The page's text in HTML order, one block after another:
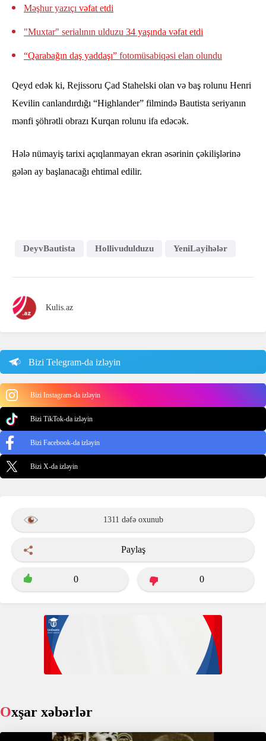
Məşhur yazıçı vəfat etdi
"Muxtar" serialının ulduzu 34 yaşında vəfat etdi
“Qarabağın daş yaddaşı” fotomüsabiqəsi elan olundu
Qeyd edək ki, Rejissoru Çad Stahelski olan və baş rolunu Henri
Kevilin canlandırdığı “Highlander” filmində Bautista seriyanın
mənfi şöhrətli obrazı Kurqan rolunu ifa edəcək.
Hələ nümayiş tarixi açıqlanmayan ekran əsərinin çəkilişlərinə
gələn ay başlanacağı ehtimal edilir.
DeyvBautista Hollivudulduzu YeniLayihələr
Kulis.az
Bizi Telegram-da izləyin
Bizi Instagram-da izləyin
Bizi TikTok-da izləyin
Bizi Facebook-da izləyin
Bizi X-da izləyin
1311 dəfə oxunub
Paylaş
0 0
Oxşar xəbərlər